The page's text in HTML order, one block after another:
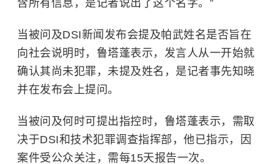
含所有信息，是记者说出了这个名字。”
当被问及DSI新闻发布会提及帕武姓名是否旨在
向社会说明时，鲁塔蓬表示，发言人从一开始就
确认其尚未犯罪，未提及姓名，是记者事先知晓
并在发布会上提问。
当被问及何时可提出指控时，鲁塔蓬表示，需取
决于DSI和技术犯罪调查指挥部，他已指示，因
案件受公众关注，需每15天报告一次。